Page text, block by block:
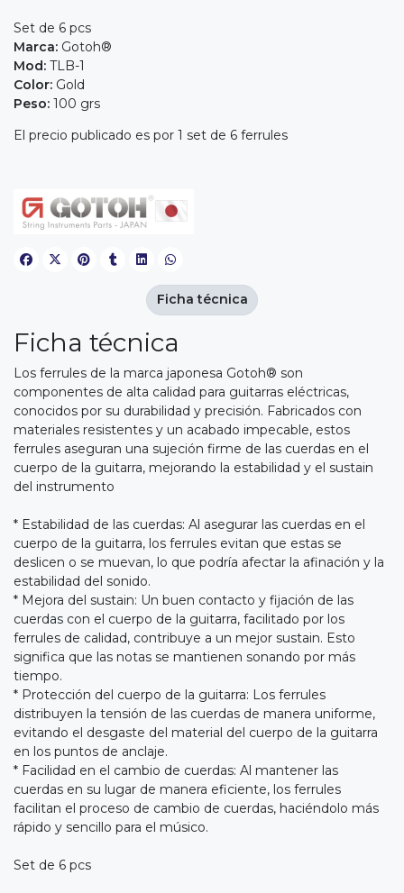
Set de 6 pcs
Marca: Gotoh®
Mod: TLB-1
Color: Gold
Peso: 100 grs
El precio publicado es por 1 set de 6 ferrules
Ficha técnica
Los ferrules de la marca japonesa Gotoh® son
componentes de alta calidad para guitarras eléctricas,
conocidos por su durabilidad y precisión. Fabricados con
materiales resistentes y un acabado impecable, estos
ferrules aseguran una sujeción firme de las cuerdas en el
cuerpo de la guitarra, mejorando la estabilidad y el sustain
del instrumento
* Estabilidad de las cuerdas: Al asegurar las cuerdas en el
cuerpo de la guitarra, los ferrules evitan que estas se
deslicen o se muevan, lo que podría afectar la afinación y la
estabilidad del sonido.
* Mejora del sustain: Un buen contacto y fijación de las
cuerdas con el cuerpo de la guitarra, facilitado por los
ferrules de calidad, contribuye a un mejor sustain. Esto
significa que las notas se mantienen sonando por más
tiempo.
* Protección del cuerpo de la guitarra: Los ferrules
distribuyen la tensión de las cuerdas de manera uniforme,
evitando el desgaste del material del cuerpo de la guitarra
en los puntos de anclaje.
* Facilidad en el cambio de cuerdas: Al mantener las
cuerdas en su lugar de manera eficiente, los ferrules
facilitan el proceso de cambio de cuerdas, haciéndolo más
rápido y sencillo para el músico.
Set de 6 pcs
Ficha técnica